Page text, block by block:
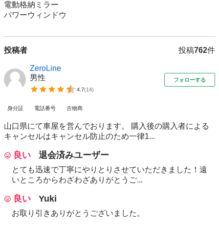
電動格納ミラー
パワーウィンドウ
投稿者 投稿762件
ZeroLine
男性
4.7(14)
フォローする
身分証 電話番号 古物商
山口県にて車屋を営んでおります。 購入後の購入者による
キャンセルはキャンセル防止のため一律1...
良い 退会済みユーザー
とても迅速で丁寧にやりとりさせていただきました！遠
いところからわざわざありがとうご...
良い Yuki
お取り引きありがとうございました。